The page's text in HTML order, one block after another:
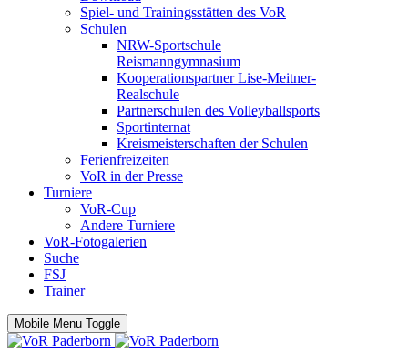
Spiel- und Trainingsstätten des VoR
Schulen
NRW-Sportschule
Reismanngymnasium
Kooperationspartner Lise-Meitner-
Realschule
Partnerschulen des Volleyballsports
Sportinternat
Kreismeisterschaften der Schulen
Ferienfreizeiten
VoR in der Presse
Turniere
VoR-Cup
Andere Turniere
VoR-Fotogalerien
Suche
FSJ
Trainer
Mobile Menu Toggle